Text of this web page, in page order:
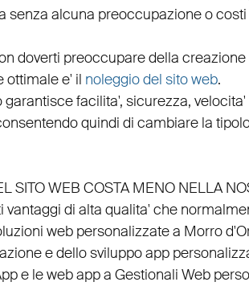
senza alcuna preoccupazione o costi
doverti preoccupare della
ottimale e' il noleggio del sito web.
garantiscefacilita', sicurezza, velocita'
quindi di cambiare la
SITO WEB COSTA MENO NELLA
di alta qualita' che
web personalizzate a Morro
e dellosviluppo app
e leweb appa Gestionali Web